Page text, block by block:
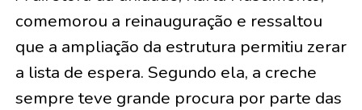
comemorou a reinauguração e ressaltou
que a ampliação da estrutura permitiu zerar
a lista de espera. Segundo ela, a creche
sempre teve grande procura por parte das